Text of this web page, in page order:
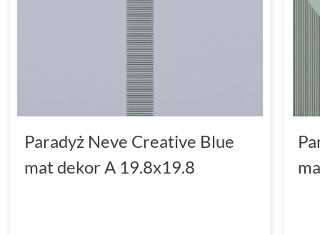
Paradyż Neve Creative Blue
mat dekor A 19.8x19.8